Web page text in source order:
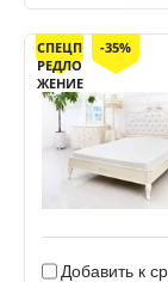
СПЕЦП
РЕДЛО
ЖЕНИЕ
-35%
Добавить к